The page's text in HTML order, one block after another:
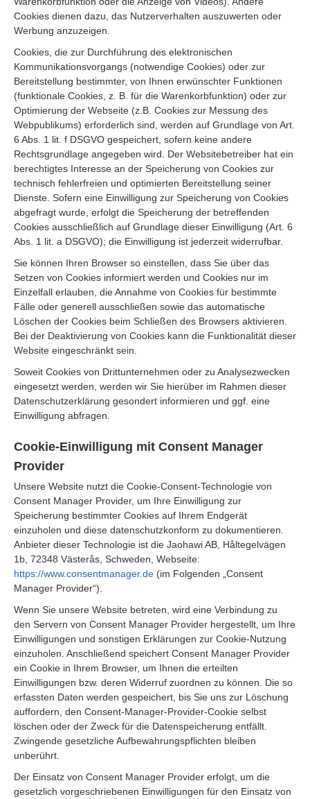
Cookies dienen dazu, das Nutzerverhalten auszuwerten oder
Werbung anzuzeigen.
Cookies, die zur Durchführung des elektronischen
Kommunikationsvorgangs (notwendige Cookies) oder zur
Bereitstellung bestimmter, von Ihnen erwünschter Funktionen
(funktionale Cookies, z. B. für die Warenkorbfunktion) oder zur
Optimierung der Webseite (z.B. Cookies zur Messung des
Webpublikums) erforderlich sind, werden auf Grundlage von Art.
6 Abs. 1 lit. f DSGVO gespeichert, sofern keine andere
Rechtsgrundlage angegeben wird. Der Websitebetreiber hat ein
berechtigtes Interesse an der Speicherung von Cookies zur
technisch fehlerfreien und optimierten Bereitstellung seiner
Dienste. Sofern eine Einwilligung zur Speicherung von Cookies
abgefragt wurde, erfolgt die Speicherung der betreffenden
Cookies ausschließlich auf Grundlage dieser Einwilligung (Art. 6
Abs. 1 lit. a DSGVO); die Einwilligung ist jederzeit widerrufbar.
Sie können Ihren Browser so einstellen, dass Sie über das
Setzen von Cookies informiert werden und Cookies nur im
Einzelfall erlauben, die Annahme von Cookies für bestimmte
Fälle oder generell ausschließen sowie das automatische
Löschen der Cookies beim Schließen des Browsers aktivieren.
Bei der Deaktivierung von Cookies kann die Funktionalität dieser
Website eingeschränkt sein.
Soweit Cookies von Drittunternehmen oder zu Analysezwecken
eingesetzt werden, werden wir Sie hierüber im Rahmen dieser
Datenschutzerklärung gesondert informieren und ggf. eine
Einwilligung abfragen.
Cookie-Einwilligung mit Consent Manager
Provider
Unsere Website nutzt die Cookie-Consent-Technologie von
Consent Manager Provider, um Ihre Einwilligung zur
Speicherung bestimmter Cookies auf Ihrem Endgerät
einzuholen und diese datenschutzkonform zu dokumentieren.
Anbieter dieser Technologie ist die Jaohawi AB, Håltegelvägen
1b, 72348 Västerås, Schweden, Webseite:
https://www.consentmanager.de (im Folgenden „Consent
Manager Provider“).
Wenn Sie unsere Website betreten, wird eine Verbindung zu
den Servern von Consent Manager Provider hergestellt, um Ihre
Einwilligungen und sonstigen Erklärungen zur Cookie-Nutzung
einzuholen. Anschließend speichert Consent Manager Provider
ein Cookie in Ihrem Browser, um Ihnen die erteilten
Einwilligungen bzw. deren Widerruf zuordnen zu können. Die so
erfassten Daten werden gespeichert, bis Sie uns zur Löschung
auffordern, den Consent-Manager-Provider-Cookie selbst
löschen oder der Zweck für die Datenspeicherung entfällt.
Zwingende gesetzliche Aufbewahrungspflichten bleiben
unberührt.
Der Einsatz von Consent Manager Provider erfolgt, um die
gesetzlich vorgeschriebenen Einwilligungen für den Einsatz von